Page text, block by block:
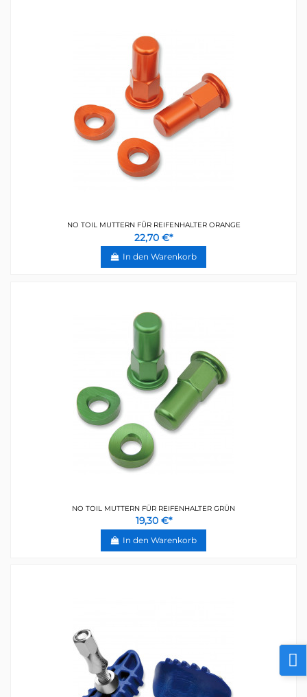
NO TOIL MUTTERN FÜR REIFENHALTER ORANGE
22,70 €*
In den Warenkorb
NO TOIL MUTTERN FÜR REIFENHALTER GRÜN
19,30 €*
In den Warenkorb